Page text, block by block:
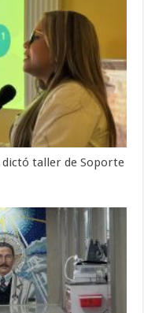
taller de Soporte